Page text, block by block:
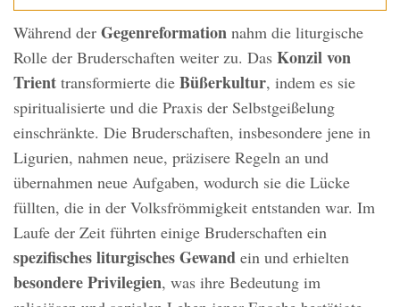
Während der Gegenreformation nahm die liturgische
Rolle der Bruderschaften weiter zu. Das Konzil von
Trient transformierte die Büßerkultur, indem es sie
spiritualisierte und die Praxis der Selbstgeißelung
einschränkte. Die Bruderschaften, insbesondere jene in
Ligurien, nahmen neue, präzisere Regeln an und
übernahmen neue Aufgaben, wodurch sie die Lücke
füllten, die in der Volksfrömmigkeit entstanden war. Im
Laufe der Zeit führten einige Bruderschaften ein
spezifisches liturgisches Gewand ein und erhielten
besondere Privilegien, was ihre Bedeutung im